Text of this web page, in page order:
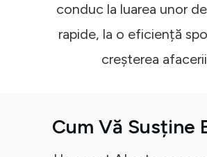
conduc la luarea unor
rapide, la o eficiență
creșterea
Cum Vă Susține